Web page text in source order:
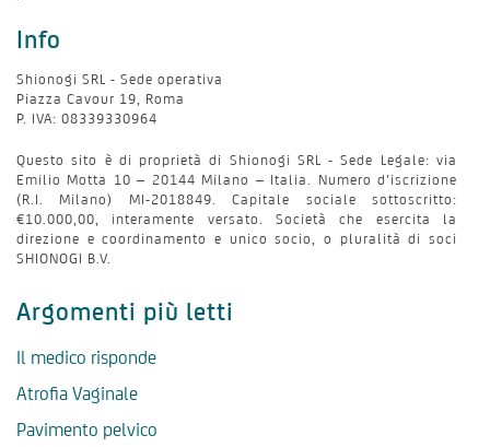
Info
Shionogi SRL - Sede operativa
Piazza Cavour 19, Roma
P. IVA: 08339330964
Questo sito è di proprietà di Shionogi SRL - Sede Legale: via
Emilio Motta 10 – 20144 Milano – Italia. Numero d’iscrizione
(R.I. Milano) MI-2018849. Capitale sociale sottoscritto:
€10.000,00, interamente versato. Società che esercita la
direzione e coordinamento e unico socio, o pluralità di soci
SHIONOGI B.V.
Argomenti più letti
Il medico risponde
Atrofia Vaginale
Pavimento pelvico